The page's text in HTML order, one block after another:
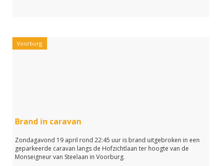
Voorburg
Brand in caravan
Zondagavond 19 april rond 22:45 uur is brand uitgebroken in een
geparkeerde caravan langs de Hofzichtlaan ter hoogte van de
Monseigneur van Steelaan in Voorburg.